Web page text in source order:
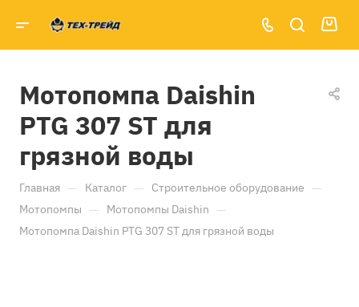
Мотопомпа Daishin
PTG 307 ST для
грязной воды
Главная — Каталог — Строительное оборудование —
Мотопомпы — Мотопомпы Daishin —
Мотопомпа Daishin PTG 307 ST для грязной воды